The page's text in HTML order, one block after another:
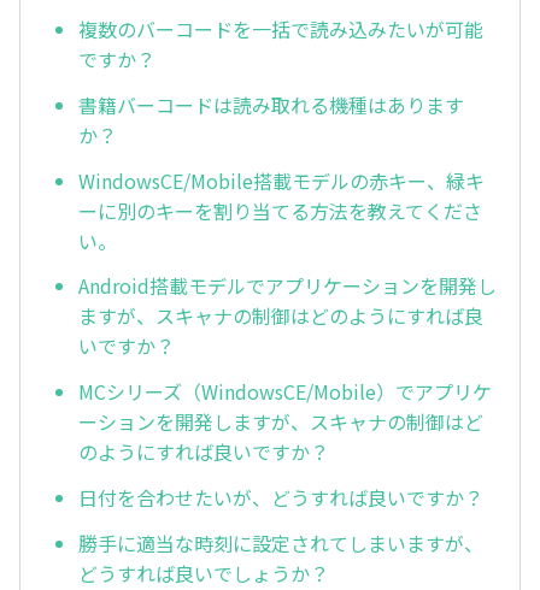
複数のバーコードを一括で読み込みたいが可能
ですか？
書籍バーコードは読み取れる機種はあります
か？
WindowsCE/Mobile搭載モデルの赤キー、緑キ
ーに別のキーを割り当てる方法を教えてくださ
い。
Android搭載モデルでアプリケーションを開発し
ますが、スキャナの制御はどのようにすれば良
いですか？
MCシリーズ（WindowsCE/Mobile）でアプリケ
ーションを開発しますが、スキャナの制御はど
のようにすれば良いですか？
日付を合わせたいが、どうすれば良いですか？
勝手に適当な時刻に設定されてしまいますが、
どうすれば良いでしょうか？